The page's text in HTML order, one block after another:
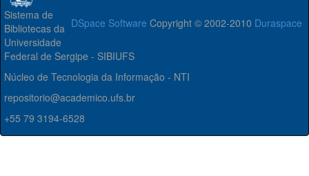
DSpace Software Copyright © 2002-2010 Duraspace
Sistema de
Bibliotecas da
Universidade
Federal de Sergipe - SIBIUFS
Núcleo de Tecnologia da Informação - NTI
repositorio@academico.ufs.br
+55 79 3194-6528